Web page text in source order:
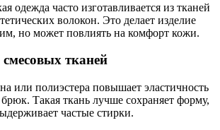
одежда часто изготавливается из тканей
волокон. Это делает изделие
но может повлиять на комфорт кожи.
тканей
или полиэстера повышает эластичность
Такая ткань лучше сохраняет форму,
частые стирки.